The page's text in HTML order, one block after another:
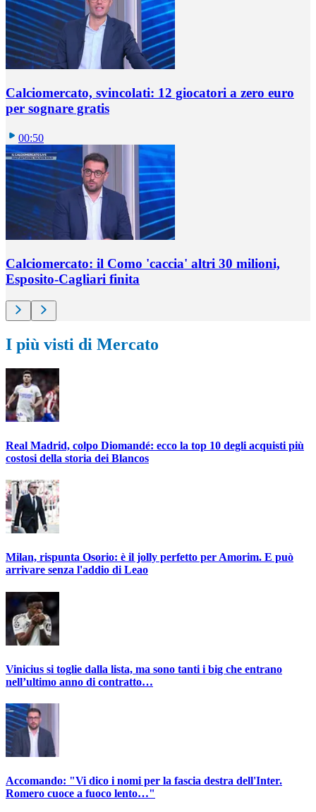
Calciomercato, svincolati: 12 giocatori a zero euro
per sognare gratis
00:50
Calciomercato: il Como 'caccia' altri 30 milioni,
Esposito-Cagliari finita
I più visti di Mercato
Real Madrid, colpo Diomandé: ecco la top 10 degli acquisti più
costosi della storia dei Blancos
Milan, rispunta Osorio: è il jolly perfetto per Amorim. E può
arrivare senza l'addio di Leao
Vinicius si toglie dalla lista, ma sono tanti i big che entrano
nell’ultimo anno di contratto…
Accomando: "Vi dico i nomi per la fascia destra dell'Inter.
Romero cuoce a fuoco lento…"